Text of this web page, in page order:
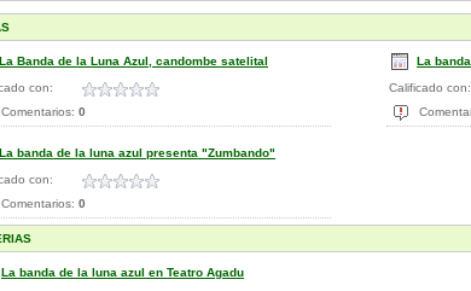
La Banda de la Luna Azul, candombe satelital
con:
Comentarios: 0
La
Calificado con:
La banda de la luna azul presenta "Zumbando"
con:
Comentarios: 0
La banda de la luna azul en Teatro Agadu